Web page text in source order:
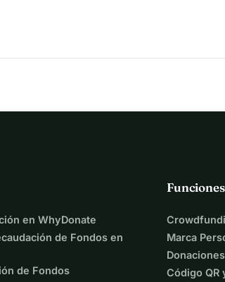
en WhyDonate
de Fondos en
de Fondos
Marca
Código QR